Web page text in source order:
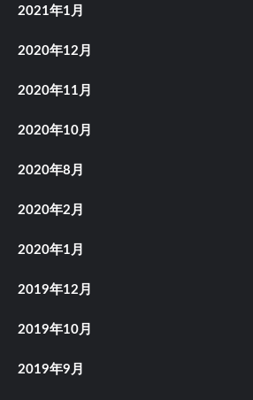
2021年1月
2020年12月
2020年11月
2020年10月
2020年8月
2020年2月
2020年1月
2019年12月
2019年10月
2019年9月